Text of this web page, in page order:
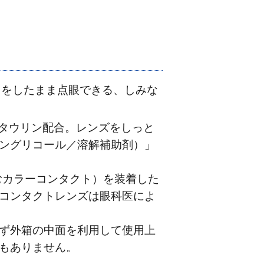
したまま点眼できる、しみな
ウリン配合。レンズをしっと
リコール／溶解補助剤）」
ラーコンタクト）を装着した
ンタクトレンズは眼科医によ
外箱の中面を利用して使用上
ありません。